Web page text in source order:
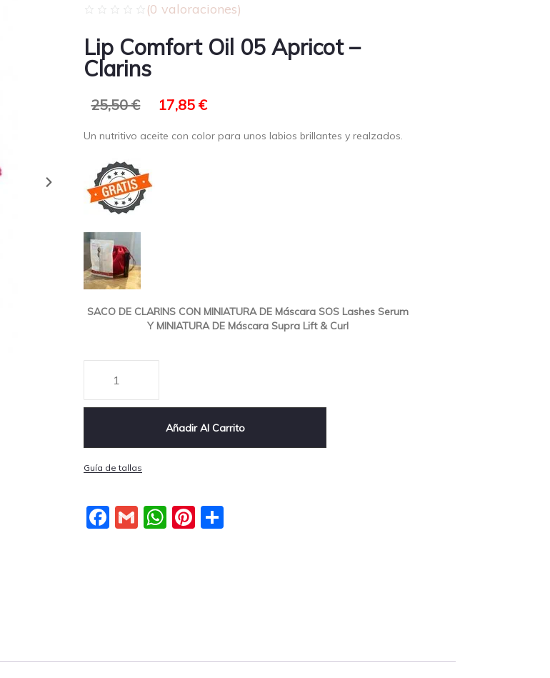
(0 valoraciones)
Lip Comfort Oil 05 Apricot –
Clarins
25,50€ 17,85€
Un nutritivo aceite con color para unos labios brillantes y realzados.
SACO DE CLARINS CON MINIATURA DE Máscara SOS Lashes Serum
Y MINIATURA DE Máscara Supra Lift & Curl
Añadir Al Carrito
Guía de tallas
Facebook
GmailWhatsApp
Pinterest